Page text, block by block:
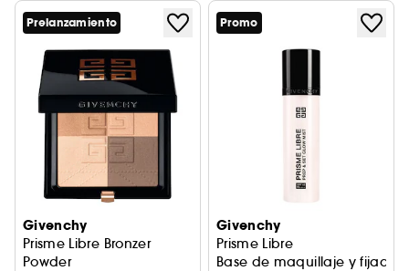
Prelanzamiento
Givenchy
Prisme Libre Bronzer
Powder
Promo
Givenchy
Prisme Libre
Base de maquillaje y fijador